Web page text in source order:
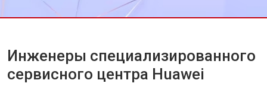
техники Huawei.
Инженеры специализированного
сервисного центра Huawei